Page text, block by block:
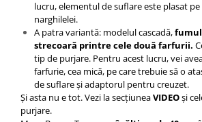
lucru, elementul de suflare este plasat
narghilelei.
A patra variantă: modelul cascadă,fumul
strecoară printre cele două farfurii.
tip de purjare. Pentru acest lucru, vei
farfurie, cea mică, pe care trebuie să o
de suflare și adaptorul pentru creuzet.
Și asta nu e tot. Vezi la secțiuneaVIDEOși
purjare.